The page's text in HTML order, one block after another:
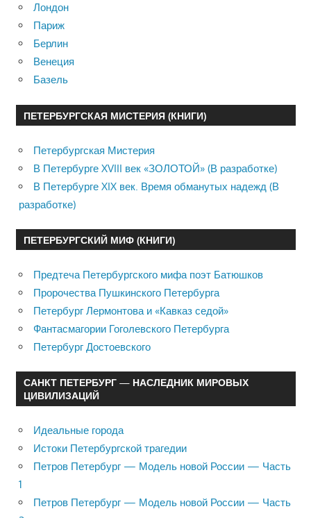
Лондон
Париж
Берлин
Венеция
Базель
ПЕТЕРБУРГСКАЯ МИСТЕРИЯ (КНИГИ)
Петербургская Мистерия
В Петербурге XVIII век «ЗОЛОТОЙ» (В разработке)
В Петербурге XIX век. Время обманутых надежд (В
разработке)
ПЕТЕРБУРГСКИЙ МИФ (КНИГИ)
Предтеча Петербургского мифа поэт Батюшков
Пророчества Пушкинского Петербурга
Петербург Лермонтова и «Кавказ седой»
Фантасмагории Гоголевского Петербурга
Петербург Достоевского
САНКТ ПЕТЕРБУРГ — НАСЛЕДНИК МИРОВЫХ
ЦИВИЛИЗАЦИЙ
Идеальные города
Истоки Петербургской трагедии
Петров Петербург — Модель новой России — Часть
1
Петров Петербург — Модель новой России — Часть